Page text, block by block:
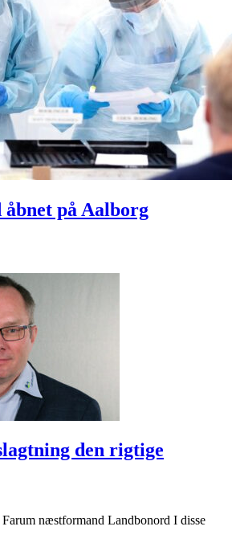
på Aalborg
den rigtige
næstformand Landbonord I disse